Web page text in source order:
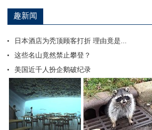
趣新闻
日本酒店为秃顶顾客打折 理由竟是...
这些名山竟然禁止攀登？
美国近千人扮企鹅破纪录